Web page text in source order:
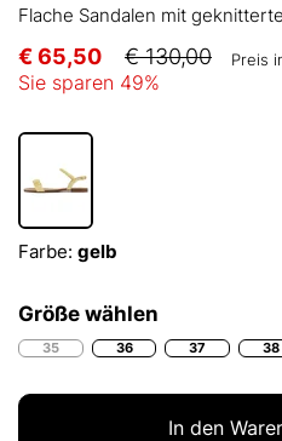
Flache Sandalen mit
€ 65,50 € 130,00 Preis
Sie sparen 49%
Farbe: gelb
Größe wählen
35 36 37 38
In den